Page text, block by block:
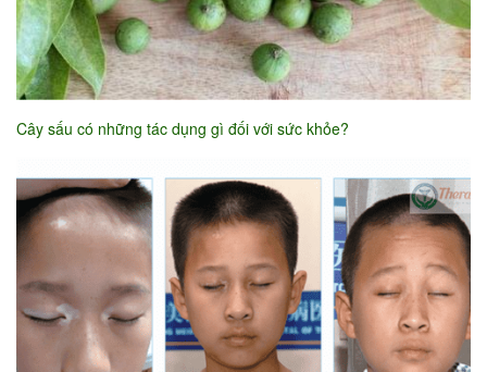
Cây sấu có những tác dụng gì đối với sức khỏe?